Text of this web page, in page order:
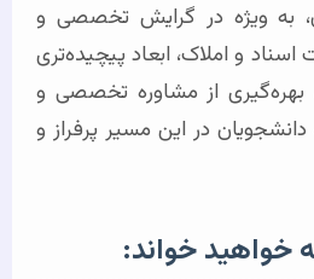
به ویژه در گرایش تخصصی و
و املاک، ابعاد پیچیده‌تری
بهره‌گیری از مشاوره تخصصی و
در این مسیر پرفراز و
خواهید خواند: